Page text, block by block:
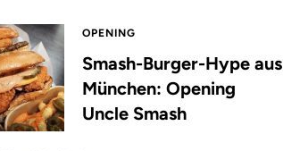
OPENING
Smash-Burger-Hype aus
München: Opening
Uncle Smash